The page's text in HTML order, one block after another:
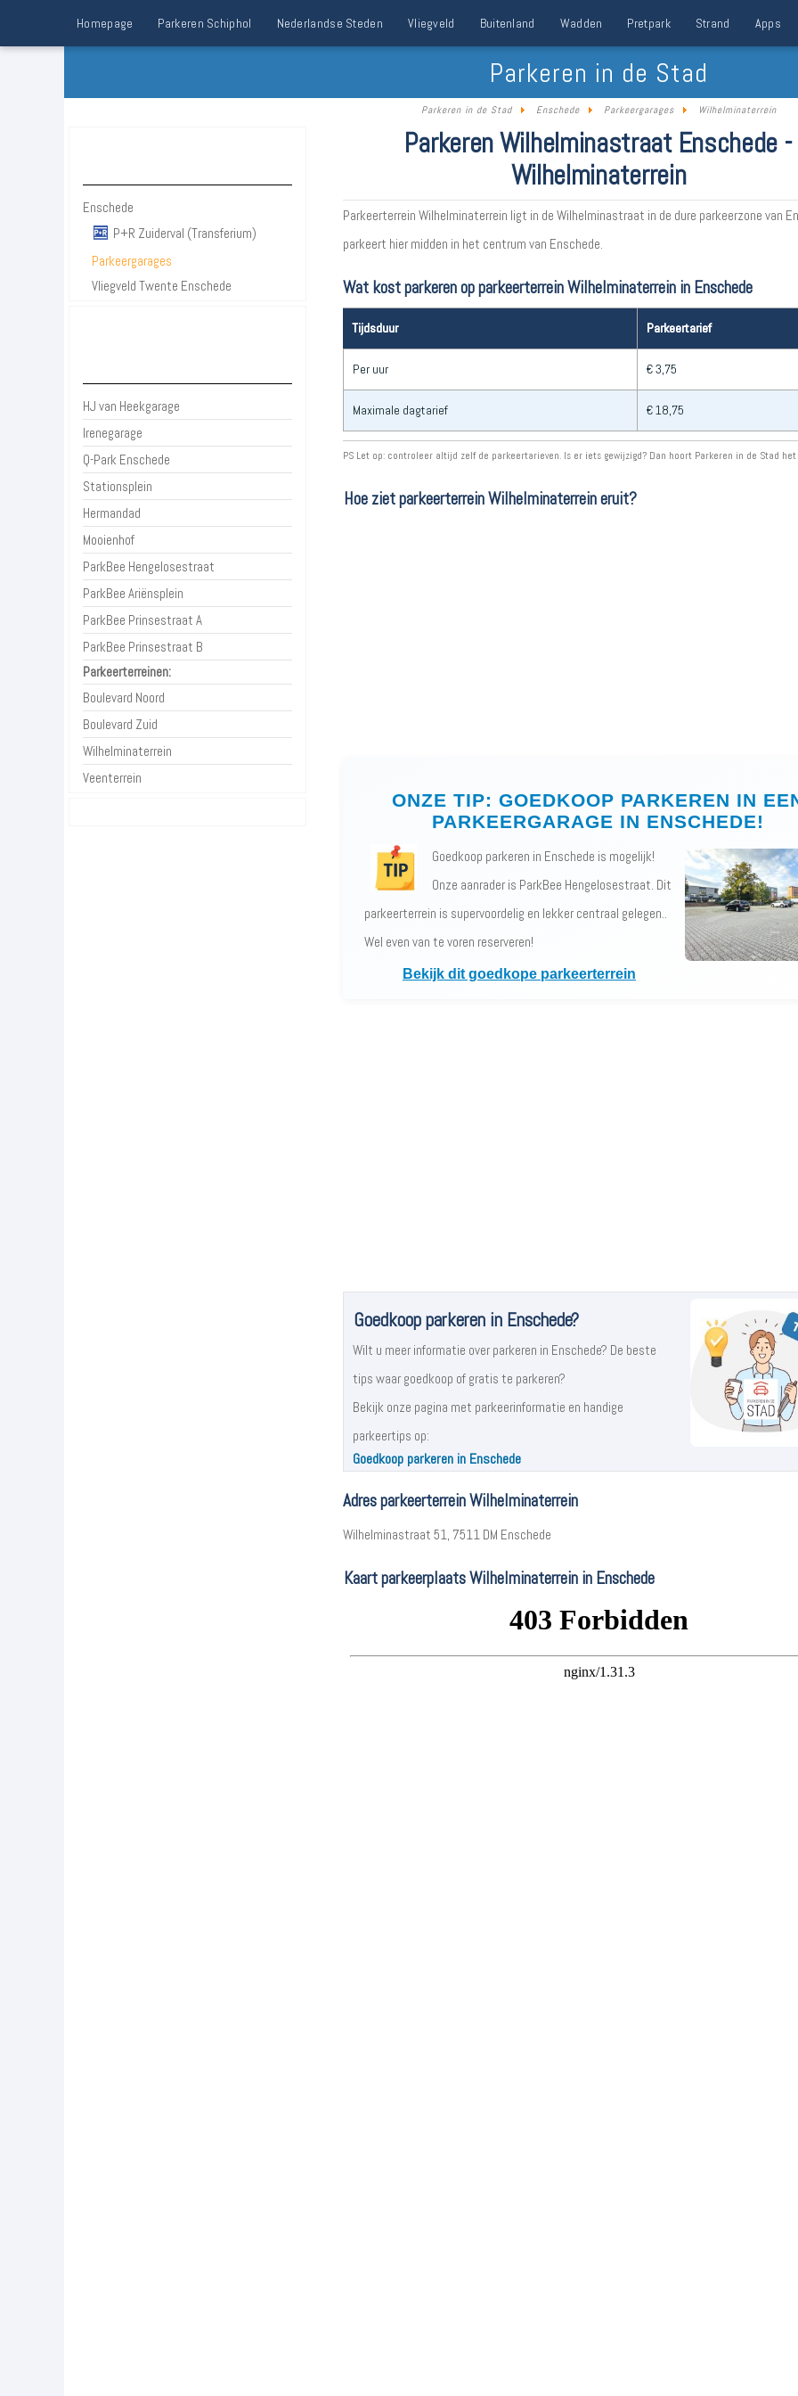
Homepage Parkeren Schiphol Nederlandse Steden Vliegveld Buitenland Wadden Pretpark Strand Apps
Parkeren in de Stad
Parkeren in de Stad Enschede Parkeergarages Wilhelminaterrein
Enschede
P+R Zuiderval (Transferium)
Parkeergarages
Vliegveld Twente Enschede
HJ van Heekgarage
Irenegarage
Q-Park Enschede
Stationsplein
Hermandad
Mooienhof
ParkBee Hengelosestraat
ParkBee Ariënsplein
ParkBee Prinsestraat A
ParkBee Prinsestraat B
Parkeerterreinen:
Boulevard Noord
Boulevard Zuid
Wilhelminaterrein
Veenterrein
Parkeren Wilhelminastraat Enschede -
Wilhelminaterrein
Parkeerterrein Wilhelminaterrein ligt in de Wilhelminastraat in de dure parkeerzone van
parkeert hier midden in het centrum van Enschede.
Wat kost parkeren op parkeerterrein Wilhelminaterrein in Enschede
Tijdsduur Parkeertarief
Per uur € 3,75
Maximale dagtarief € 18,75
PS Let op: controleer altijd zelf de parkeertarieven. Is er iets gewijzigd? Dan hoort Parkeren in de Stad het
Hoe ziet parkeerterrein Wilhelminaterrein eruit?
ONZE TIP: GOEDKOOP PARKEREN IN
PARKEERGARAGE IN ENSCHEDE!
Goedkoop parkeren in Enschede is mogelijk!
Onze aanrader is ParkBee Hengelosestraat. Dit
parkeerterrein is supervoordelig en lekker centraal gelegen..
Wel even van te voren reserveren!
Bekijk dit goedkope parkeerterrein
Goedkoop parkeren in Enschede?
Wilt u meer informatie over parkeren in Enschede? De beste
tips waar goedkoop of gratis te parkeren?
Bekijk onze pagina met parkeerinformatie en handige
parkeertips op:
Goedkoop parkeren in Enschede
Adres parkeerterrein Wilhelminaterrein
Wilhelminastraat 51, 7511 DM Enschede
Kaart parkeerplaats Wilhelminaterrein in Enschede